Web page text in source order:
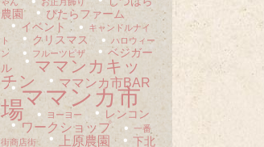
農園
ぴたらファーム
イベント
キャンドルナイ
ト
クリスマス
ハロウィー
ン
フルーツピザ
ベジガー
ル
ママンカキッ
チン
ママンカ市BAR
ママンカ市
場 ヨーヨー レンコン
ワークショップ
一番
街商店街
上原農園 下北